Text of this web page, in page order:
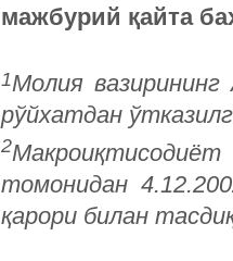
мажбурий қайта
1Молия
рўйхатдан
2
томонидан
қарори билан